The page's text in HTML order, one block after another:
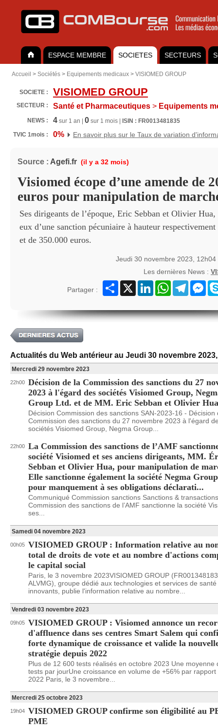
ESPACE MEMBRE SOCIETES SECTEURS
Accueil > Sociétés > Equipements medicaux > VISIOMED GROUP
SOCIETE : VISIOMED GROUP
SECTEUR : Santé et Pharmaceutiques > Equipements
NEWS : 4 sur 1 an | 0 sur 1 mois |
ISIN : FR0013481835
TVIC 1mois :
0% En savoir plus sur le Taux de variation
Source : Agefi.fr (il y a 32 mois)
Visiomed écope d’une amende de
euros pour manipulation de
Ses dirigeants de l’époque, Eric Sebban et Olivier Hua,
eux d’une sanction pécuniaire à hauteur
et de 350.000 euros.
Jeudi 30 novembre 2023,
Les dernières News :
Partager :
Partager
X LinkedInWhatsAppTelegram
Actualités du Web antérieur au Jeudi 30 novembre
Mercredi 29 novembre 2023
22h00 Décision de la Commission des sanctions du 27
2023 à l'égard des sociétés Visiomed Group,
Group Ltd. et de MM. Eric Sebban et Olivier Hua
Décision Commission des sanctions SAN-2023-16 - Décision
Commission des sanctions du 27 novembre 2023 à l'égard
sociétés Visiomed Group, Negma Group...
22h00 La Commission des sanctions de l’AMF
société Visiomed et ses anciens dirigeants, MM.
Sebban et Olivier Hua, pour manipulation de
Elle sanctionne également la société Negma
pour manquement à ses obligations déclarati...
Communiqué Commission sanctions Sanctions &
Commission des sanctions de l’AMF sanctionne la société
ses...
Samedi 04 novembre 2023
00h05 VISIOMED GROUP : Information relative au
total de droits de vote et au nombre d'actions
le capital social
Paris, le 3 novembre 2023VISIOMED GROUP
ALVMG), groupe dédié aux technologies et services de santé
innovants, publie l'information relative au nombre...
Vendredi 03 novembre 2023
09h05 VISIOMED GROUP : Visiomed annonce un
d'affluence dans ses centres Smart Salem qui
forte dynamique de croissance et valide la
stratégie depuis 2022
Plus de 12 600 tests réalisés en octobre 2023 Une moyenne
tests par jourUne croissance en volume de +56% par
2022 Paris, le 3 novembre...
Mercredi 25 octobre 2023
19h04 VISIOMED GROUP confirme son éligibilité au
PME